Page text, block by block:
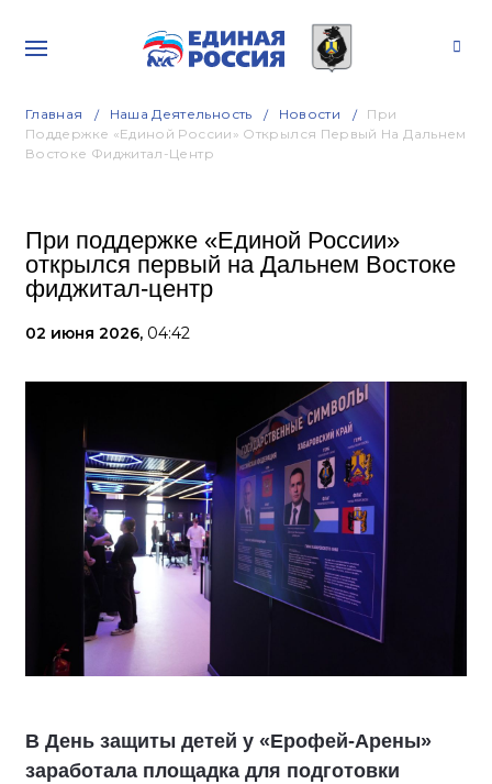
Главная Наша Деятельность Новости
При
Поддержке «Единой России» Открылся Первый На Дальнем
Востоке Фиджитал-Центр
При поддержке «Единой России»
открылся первый на Дальнем Востоке
фиджитал-центр
02 июня 2026, 04:42
В День защиты детей у «Ерофей-Арены»
заработала площадка для подготовки